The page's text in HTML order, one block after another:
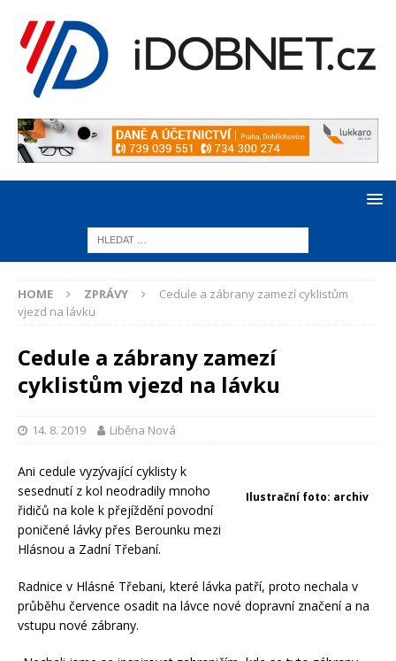
HOME ZPRÁVY
Cedule a zábrany zamezí cyklistům
vjezd na lávku
Cedule a zábrany zamezí
cyklistům vjezd na lávku
14. 8. 2019 Liběna Nová
Ilustrační foto: archiv
Ani cedule vyzývající cyklisty k
sesednutí z kol neodradily mnoho
řidičů na kole k přejíždění povodní
poničené lávky přes Berounku mezi
Hlásnou a Zadní Třebaní.
Radnice v Hlásné Třebani, které lávka patří, proto nechala v
průběhu července osadit na lávce nové dopravní značení a na
vstupu nové zábrany.